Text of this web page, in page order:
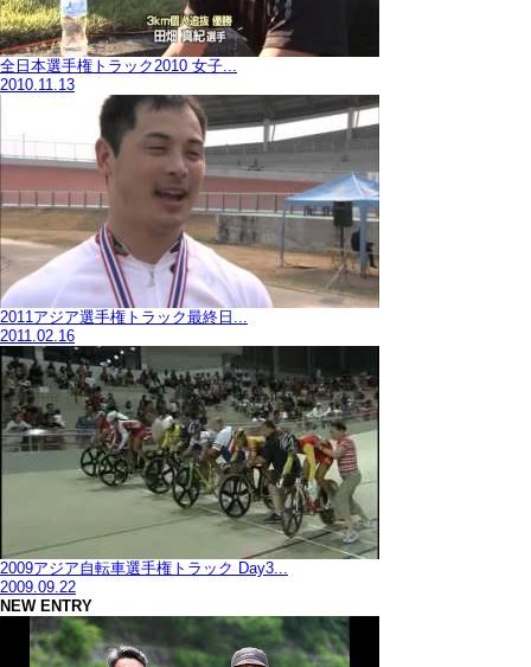
全日本選手権トラック2010 女子...
2010.11.13
2011アジア選手権トラック最終日...
2011.02.16
2009アジア自転車選手権トラック Day3...
2009.09.22
NEW ENTRY